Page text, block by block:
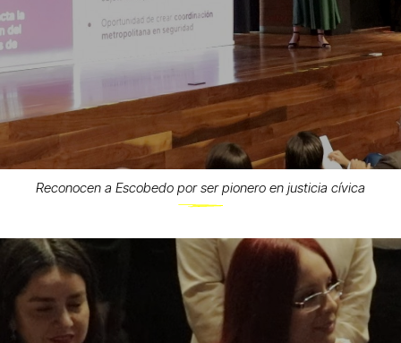
Reconocen a Escobedo por ser pionero en justicia cívica